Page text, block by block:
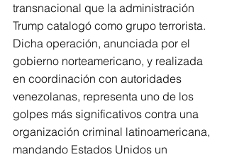
transnacional que la administración
Trump catalogó como grupo terrorista.
Dicha operación, anunciada por el
gobierno norteamericano, y realizada
en coordinación con autoridades
venezolanas, representa uno de los
golpes más significativos contra una
organización criminal latinoamericana,
mandando Estados Unidos un